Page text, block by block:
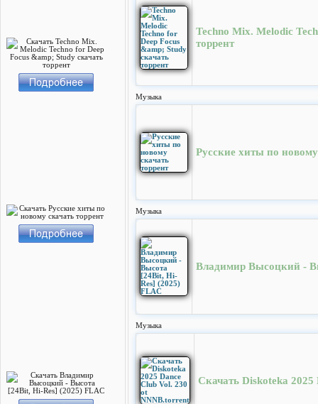
Techno Mix. Melodic
торрент
Музыка
Русские хиты по новому
Музыка
Владимир Высоцкий -
Музыка
Скачать Diskoteka